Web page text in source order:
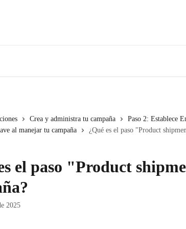
Crea y administra tu campaña
Paso 2: Establece
al manejar tu campaña
¿Qué es el paso "Product
el paso "Product
2025